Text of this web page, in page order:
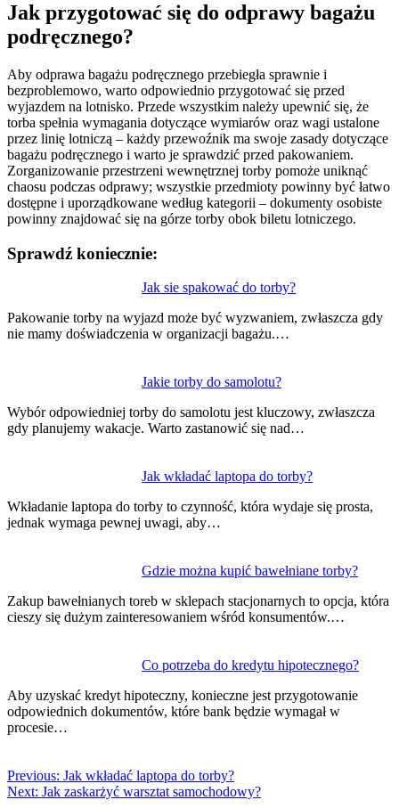
Jak przygotować się do odprawy bagażu
podręcznego?
Aby odprawa bagażu podręcznego przebiegła sprawnie i
bezproblemowo, warto odpowiednio przygotować się przed
wyjazdem na lotnisko. Przede wszystkim należy upewnić się, że
torba spełnia wymagania dotyczące wymiarów oraz wagi ustalone
przez linię lotniczą – każdy przewoźnik ma swoje zasady dotyczące
bagażu podręcznego i warto je sprawdzić przed pakowaniem.
Zorganizowanie przestrzeni wewnętrznej torby pomoże uniknąć
chaosu podczas odprawy; wszystkie przedmioty powinny być łatwo
dostępne i uporządkowane według kategorii – dokumenty osobiste
powinny znajdować się na górze torby obok biletu lotniczego.
Sprawdź koniecznie:
Jak sie spakować do torby?
Pakowanie torby na wyjazd może być wyzwaniem, zwłaszcza gdy
nie mamy doświadczenia w organizacji bagażu.…
Jakie torby do samolotu?
Wybór odpowiedniej torby do samolotu jest kluczowy, zwłaszcza
gdy planujemy wakacje. Warto zastanowić się nad…
Jak wkładać laptopa do torby?
Wkładanie laptopa do torby to czynność, która wydaje się prosta,
jednak wymaga pewnej uwagi, aby…
Gdzie można kupić bawełniane torby?
Zakup bawełnianych toreb w sklepach stacjonarnych to opcja, która
cieszy się dużym zainteresowaniem wśród konsumentów.…
Co potrzeba do kredytu hipotecznego?
Aby uzyskać kredyt hipoteczny, konieczne jest przygotowanie
odpowiednich dokumentów, które bank będzie wymagał w
procesie…
wpisu
Previous: Jak wkładać laptopa do torby?
Next: Jak zaskarżyć warsztat samochodowy?